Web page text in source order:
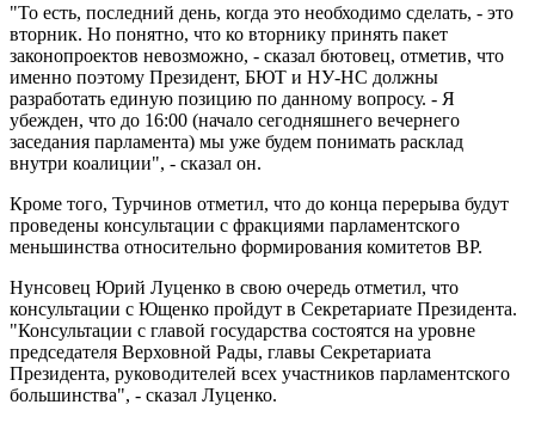
"То есть, последний день, когда это необходимо сделать, - это
вторник. Но понятно, что ко вторнику принять пакет
законопроектов невозможно, - сказал бютовец, отметив, что
именно поэтому Президент, БЮТ и НУ-НС должны
разработать единую позицию по данному вопросу. - Я
убежден, что до 16:00 (начало сегодняшнего вечернего
заседания парламента) мы уже будем понимать расклад
внутри коалиции", - сказал он.
Кроме того, Турчинов отметил, что до конца перерыва будут
проведены консультации с фракциями парламентского
меньшинства относительно формирования комитетов ВР.
Нунсовец Юрий Луценко в свою очередь отметил, что
консультации с Ющенко пройдут в Секретариате Президента.
"Консультации с главой государства состоятся на уровне
председателя Верховной Рады, главы Секретариата
Президента, руководителей всех участников парламентского
большинства", - сказал Луценко.